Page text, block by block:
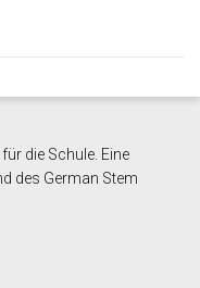
die Schule. Eine
des German Stem